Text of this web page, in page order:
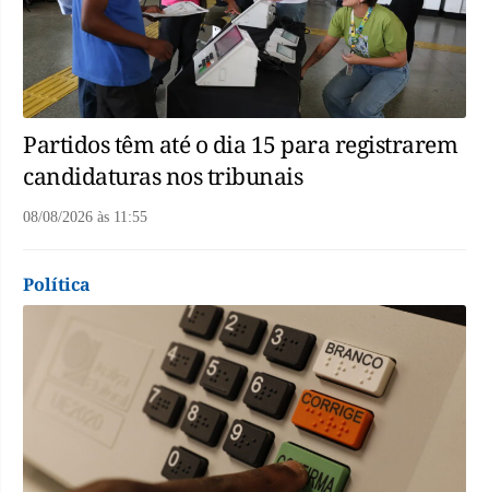
Partidos têm até o dia 15 para registrarem
candidaturas nos tribunais
08/08/2026 às 11:55
Política